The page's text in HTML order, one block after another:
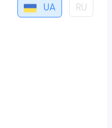
UA RU